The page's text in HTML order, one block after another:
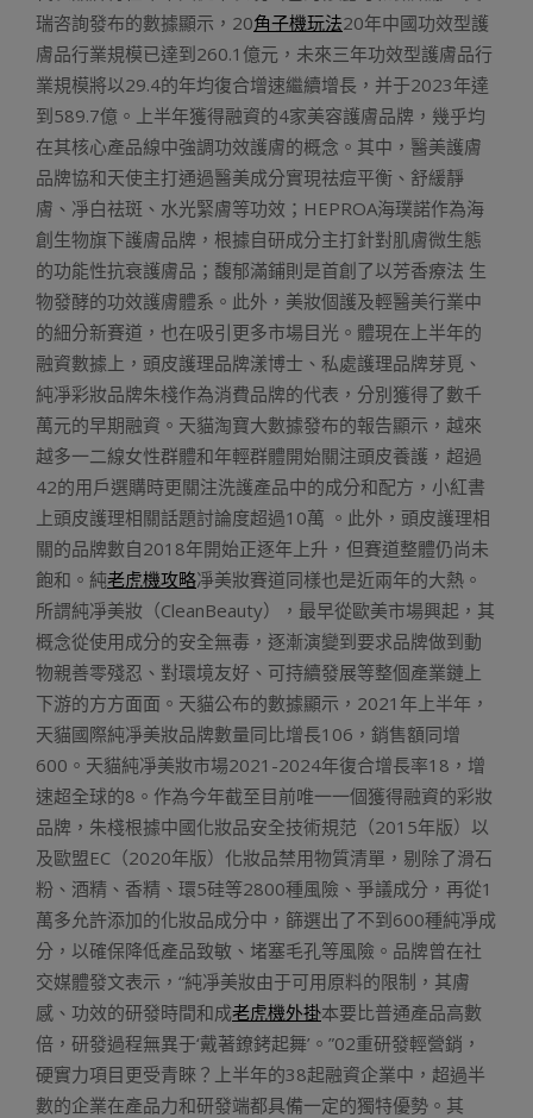
瑞咨詢發布的數據顯示，20角子機玩法20年中國功效型護
膚品行業規模已達到260.1億元，未來三年功效型護膚品行
業規模將以29.4的年均復合增速繼續增長，并于2023年達
到589.7億。上半年獲得融資的4家美容護膚品牌，幾乎均
在其核心產品線中強調功效護膚的概念。其中，醫美護膚
品牌協和天使主打通過醫美成分實現祛痘平衡、舒緩靜
膚、凈白祛斑、水光緊膚等功效；HEPROA海璞諾作為海
創生物旗下護膚品牌，根據自研成分主打針對肌膚微生態
的功能性抗衰護膚品；馥郁滿鋪則是首創了以芳香療法 生
物發酵的功效護膚體系。此外，美妝個護及輕醫美行業中
的細分新賽道，也在吸引更多市場目光。體現在上半年的
融資數據上，頭皮護理品牌漾博士、私處護理品牌芽覓、
純凈彩妝品牌朱棧作為消費品牌的代表，分別獲得了數千
萬元的早期融資。天貓淘寶大數據發布的報告顯示，越來
越多一二線女性群體和年輕群體開始關注頭皮養護，超過
42的用戶選購時更關注洗護產品中的成分和配方，小紅書
上頭皮護理相關話題討論度超過10萬 。此外，頭皮護理相
關的品牌數自2018年開始正逐年上升，但賽道整體仍尚未
飽和。純老虎機攻略凈美妝賽道同樣也是近兩年的大熱。
所謂純凈美妝（CleanBeauty），最早從歐美市場興起，其
概念從使用成分的安全無毒，逐漸演變到要求品牌做到動
物親善零殘忍、對環境友好、可持續發展等整個產業鏈上
下游的方方面面。天貓公布的數據顯示，2021年上半年，
天貓國際純凈美妝品牌數量同比增長106，銷售額同增
600。天貓純凈美妝市場2021-2024年復合增長率18，增
速超全球的8。作為今年截至目前唯一一個獲得融資的彩妝
品牌，朱棧根據中國化妝品安全技術規范（2015年版）以
及歐盟EC（2020年版）化妝品禁用物質清單，剔除了滑石
粉、酒精、香精、環5硅等2800種風險、爭議成分，再從1
萬多允許添加的化妝品成分中，篩選出了不到600種純凈成
分，以確保降低產品致敏、堵塞毛孔等風險。品牌曾在社
交媒體發文表示，“純凈美妝由于可用原料的限制，其膚
感、功效的研發時間和成老虎機外掛本要比普通產品高數
倍，研發過程無異于‘戴著鐐銬起舞’。”02重研發輕營銷，
硬實力項目更受青睞？上半年的38起融資企業中，超過半
數的企業在產品力和研發端都具備一定的獨特優勢。其